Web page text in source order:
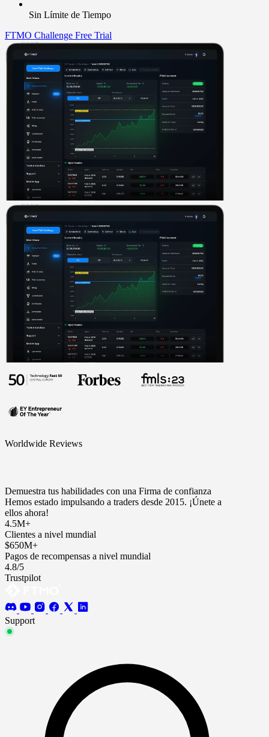
Sin Límite de Tiempo
FTMO Challenge Free Trial
Worldwide Reviews
Demuestra tus habilidades con una Firma de confianza
Hemos estado impulsando a traders desde 2015. ¡Únete a
ellos ahora!
4.5M+
Clientes a nivel mundial
$650M+
Pagos de recompensas a nivel mundial
4.8/5
Trustpilot
Support